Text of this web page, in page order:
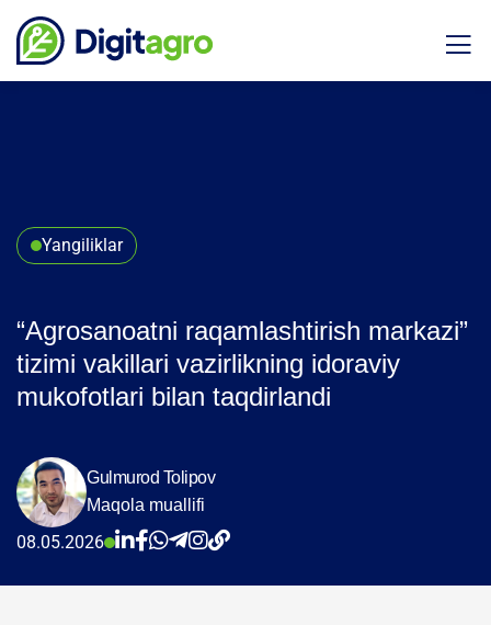
Yangiliklar
“Agrosanoatni raqamlashtirish markazi”
tizimi vakillari vazirlikning idoraviy
mukofotlari bilan taqdirlandi
Gulmurod Tolipov
Maqola muallifi
08.05.2026